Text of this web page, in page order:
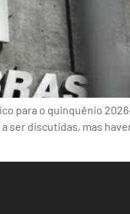
para o quinquênio
ser discutidas, mas